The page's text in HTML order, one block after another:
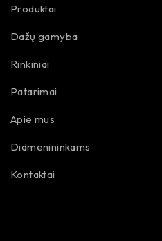
Produktai
Dažų gamyba
Rinkiniai
Patarimai
Apie mus
Didmenininkams
Kontaktai